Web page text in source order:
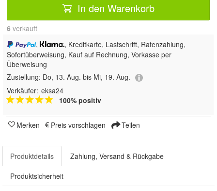
In den Warenkorb
6 verkauft
,
, Kreditkarte, Lastschrift, Ratenzahlung,
Sofortüberweisung, Kauf auf Rechnung, Vorkasse per
Überweisung
Zustellung: Do, 13. Aug. bis Mi, 19. Aug.
Verkäufer: eksa24
100% positiv
Merken Preis vorschlagen Teilen
Produktdetails Zahlung, Versand & Rückgabe
Produktsicherheit